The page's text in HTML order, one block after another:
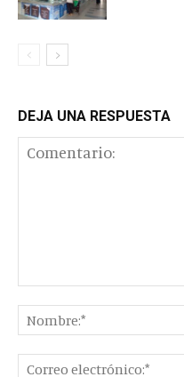
DEJA UNA RESPUESTA